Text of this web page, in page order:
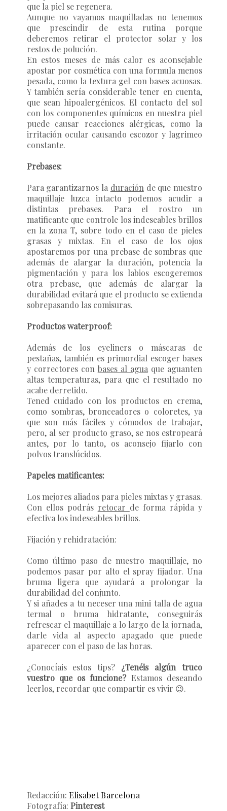
que la piel se regenera.
Aunque no vayamos maquilladas no tenemos
que prescindir de esta rutina porque
deberemos retirar el protector solar y los
restos de polución.
En estos meses de más calor es aconsejable
apostar por cosmética con una formula menos
pesada, como la textura gel con bases acuosas.
Y también sería considerable tener en cuenta,
que sean hipoalergénicos. El contacto del sol
con los componentes químicos en nuestra piel
puede causar reacciones alérgicas, como la
irritación ocular causando escozor y lagrimeo
constante.
Prebases:
Para garantizarnos la duración de que nuestro
maquillaje luzca intacto podemos acudir a
distintas prebases. Para el rostro un
matificante que controle los indeseables brillos
en la zona T, sobre todo en el caso de pieles
grasas y mixtas. En el caso de los ojos
apostaremos por una prebase de sombras que
además de alargar la duración, potencia la
pigmentación y para los labios escogeremos
otra prebase, que además de alargar la
durabilidad evitará que el producto se extienda
sobrepasando las comisuras.
Productos waterproof:
Además de los eyeliners o máscaras de
pestañas, también es primordial escoger bases
y correctores con bases al agua que aguanten
altas temperaturas, para que el resultado no
acabe derretido.
Tened cuidado con los productos en crema,
como sombras, bronceadores o coloretes, ya
que son más fáciles y cómodos de trabajar,
pero, al ser producto graso, se nos estropeará
antes, por lo tanto, os aconsejo fijarlo con
polvos translúcidos.
Papeles matificantes:
Los mejores aliados para pieles mixtas y grasas.
Con ellos podrás retocar de forma rápida y
efectiva los indeseables brillos.
Fijación y rehidratación:
Como último paso de nuestro maquillaje, no
podemos pasar por alto el spray fijador. Una
bruma ligera que ayudará a prolongar la
durabilidad del conjunto.
Y si añades a tu neceser una mini talla de agua
termal o bruma hidratante, conseguirás
refrescar el maquillaje a lo largo de la jornada,
darle vida al aspecto apagado que puede
aparecer con el paso de las horas.
¿Conocíais estos tips? ¿Tenéis algún truco
vuestro que os funcione?Estamos deseando
leerlos, recordar que compartir es vivir 😉.
Redacción: Elisabet Barcelona
Fotografía: Pinterest